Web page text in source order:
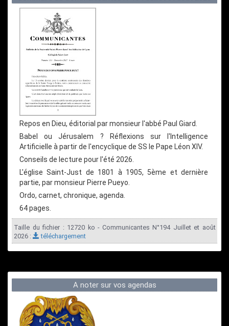
Repos en Dieu, éditorial par monsieur l'abbé Paul Giard.
Babel ou Jérusalem ? Réflexions sur l'Intelligence
Artificielle à partir de l'encyclique de SS le Pape Léon XIV.
Conseils de lecture pour l'été 2026.
L'église Saint-Just de 1801 à 1905, 5ème et dernière
partie, par monsieur Pierre Pueyo.
Ordo, carnet, chronique, agenda.
64 pages.
Taille du fichier : 12720 ko - Communicantes N°194 Juillet et août
2026 :
téléchargement
A noter sur vos agendas